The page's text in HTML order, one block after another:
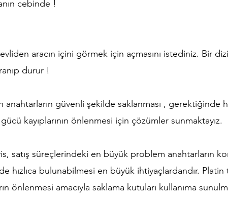
cebinde !
aracın içini görmek için açmasını istediniz. Bir
durur !
güvenli şekilde saklanması , gerektiğinde
kayıplarının önlenmesi için çözümler sunmaktayız.
satış süreçlerindeki en büyük problem anahtarların
hızlıca bulunabilmesi en büyük ihtiyaçlardandır.
önlenmesi amacıyla saklama kutuları kullanıma